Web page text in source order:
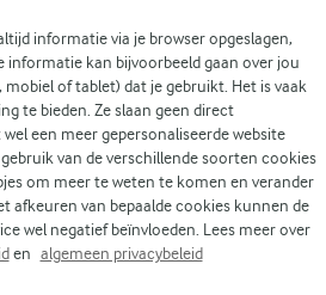
informatie via je browser opgeslagen,
informatie kan bijvoorbeeld gaan over jou
of tablet) dat je gebruikt. Het is vaak
te bieden. Ze slaan geen direct
een meer gepersonaliseerde website
van de verschillende soorten cookies
om meer te weten te komen en verander
afkeuren van bepaalde cookies kunnen de
wel negatief beïnvloeden. Lees meer over
en algemeen privacybeleid